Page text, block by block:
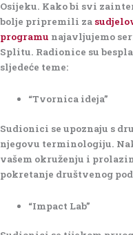
Osijeku. Kako bi svi
bolje pripremili za
programu najavljujemo
Splitu. Radionice su
sljedeće teme:
“Tvornica ideja”
Sudionici se upoznaju s
njegovu terminologiju.
vašem okruženju i
pokretanje društvenog
“Impact Lab”